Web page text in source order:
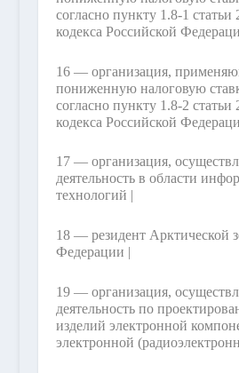
согласно пункту 1.8-1 статьи
кодекса Российской
16 — организация,
пониженную налоговую
согласно пункту 1.8-2 статьи
кодекса Российской
17 — организация,
деятельность в области
технологий |
18 — резидент Арктической
Федерации |
19 — организация,
деятельность по
изделий электронной
электронной